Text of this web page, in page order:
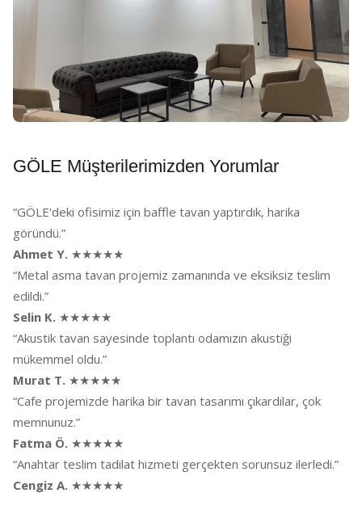
GÖLE Müşterilerimizden Yorumlar
“GÖLE'deki ofisimiz için baffle tavan yaptırdık, harika
göründü.”
Ahmet Y. ★★★★★
“Metal asma tavan projemiz zamanında ve eksiksiz teslim
edildi.”
Selin K. ★★★★★
“Akustik tavan sayesinde toplantı odamızın akustiği
mükemmel oldu.”
Murat T. ★★★★★
“Cafe projemizde harika bir tavan tasarımı çıkardılar, çok
memnunuz.”
Fatma Ö. ★★★★★
“Anahtar teslim tadilat hizmeti gerçekten sorunsuz ilerledi.”
Cengiz A. ★★★★★